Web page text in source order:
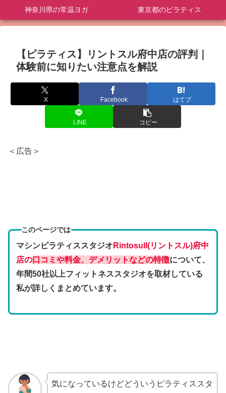
神奈川県の常温ヨガ 東京都のピラティス
【ピラティス】リントスル府中店の評判｜
体験前に知りたい注意点を解説
X Facebook はてブ
LINE コピー
＜広告＞
このページでは
マシンピラティススタジオ Rintosull(リントスル)府中
店の口コミや料金、デメリットなどの特徴について、
年間50社以上フィットネススタジオを取材している
私が詳しくまとめています。
気になっているけどどういうピラティススタ